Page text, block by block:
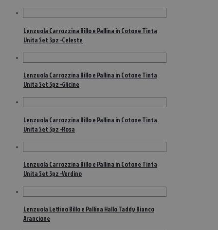
Lenzuola Carrozzina Billo e Pallina in Cotone Tinta
Unita Set 3pz -Celeste
Lenzuola Carrozzina Billo e Pallina in Cotone Tinta
Unita Set 3pz -Glicine
Lenzuola Carrozzina Billo e Pallina in Cotone Tinta
Unita Set 3pz -Rosa
Lenzuola Carrozzina Billo e Pallina in Cotone Tinta
Unita Set 3pz -Verdino
Lenzuola Lettino Billo e Pallina Hallo Taddy Bianco
Arancione